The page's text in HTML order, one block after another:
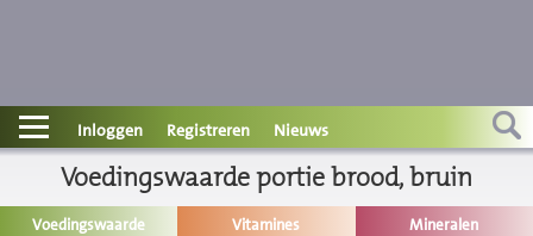
Contact
Informatie
Inloggen Registreren Nieuws
Voedingswaarde portie brood, bruin
Voedingswaarde Vitamines Mineralen